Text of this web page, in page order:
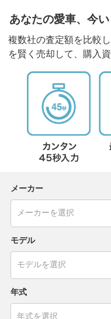
あなたの愛車、今い
複数社の査定額を比較
を賢く売却して、購入
メーカー
モデル
年式